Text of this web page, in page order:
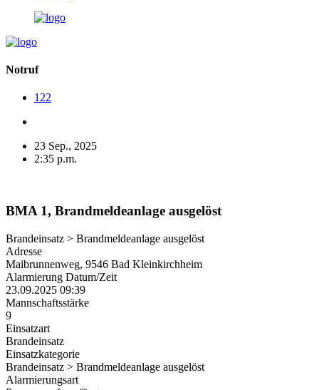
Notruf
122
23 Sep., 2025
2:35 p.m.
BMA 1, Brandmeldeanlage ausgelöst
Brandeinsatz > Brandmeldeanlage ausgelöst
Adresse
Maibrunnenweg, 9546 Bad Kleinkirchheim
Alarmierung Datum/Zeit
23.09.2025 09:39
Mannschaftsstärke
9
Einsatzart
Brandeinsatz
Einsatzkategorie
Brandeinsatz > Brandmeldeanlage ausgelöst
Alarmierungsart